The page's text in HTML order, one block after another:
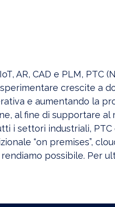
AR, CAD e PLM, PTC
crescite a
e aumentando la
al fine di supportare
i settori industriali,
“on premises”,
possibile. Per